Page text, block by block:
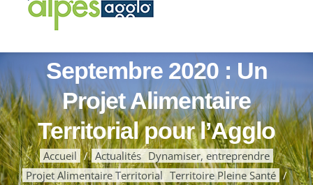
Septembre 2020 : Un
Projet Alimentaire
Territorial pour l’Agglo
Accueil Actualités Dynamiser, entreprendre
Projet Alimentaire Territorial Territoire Pleine Santé